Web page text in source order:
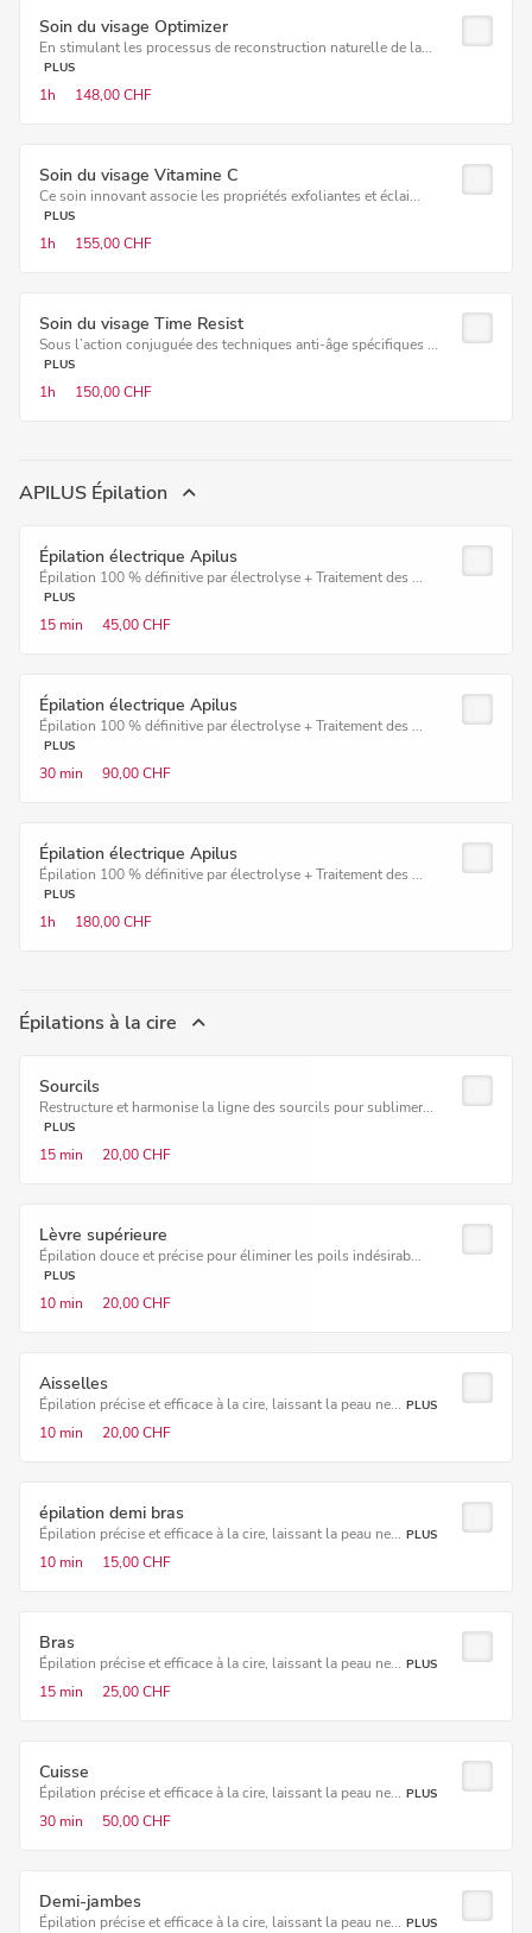
Soin du visage Optimizer
En stimulant les processus de reconstruction naturelle de la...
PLUS
1h 148,00 CHF
Soin du visage Vitamine C
Ce soin innovant associe les propriétés exfoliantes et éclai...
PLUS
1h 155,00 CHF
Soin du visage Time Resist
Sous l’action conjuguée des techniques anti-âge spécifiques ...
PLUS
1h 150,00 CHF
APILUS Épilation
Épilation électrique Apilus
Épilation 100 % définitive par électrolyse + Traitement des ...
PLUS
15 min 45,00 CHF
Épilation électrique Apilus
Épilation 100 % définitive par électrolyse + Traitement des ...
PLUS
30 min 90,00 CHF
Épilation électrique Apilus
Épilation 100 % définitive par électrolyse + Traitement des ...
PLUS
1h 180,00 CHF
Épilations à la cire
Sourcils
Restructure et harmonise la ligne des sourcils pour sublimer...
PLUS
15 min 20,00 CHF
Lèvre supérieure
Épilation douce et précise pour éliminer les poils indésirab...
PLUS
10 min 20,00 CHF
Aisselles
Épilation précise et efficace à la cire, laissant la peau ne... PLUS
10 min 20,00 CHF
épilation demi bras
Épilation précise et efficace à la cire, laissant la peau ne... PLUS
10 min 15,00 CHF
Bras
Épilation précise et efficace à la cire, laissant la peau ne... PLUS
15 min 25,00 CHF
Cuisse
Épilation précise et efficace à la cire, laissant la peau ne... PLUS
30 min 50,00 CHF
Demi-jambes
Épilation précise et efficace à la cire, laissant la peau ne... PLUS